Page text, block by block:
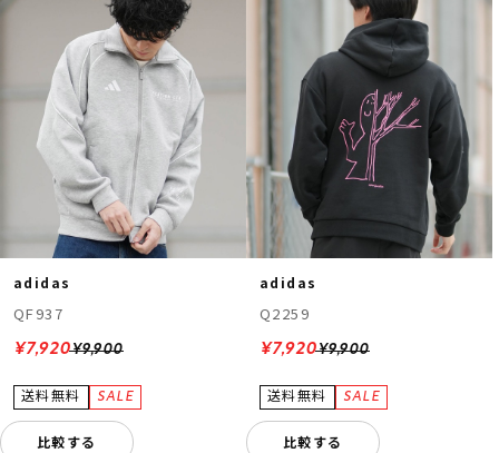
adidas
QF937
¥9,900
¥7,920
比較する
adidas
Q2259
¥9,900
¥7,920
比較する